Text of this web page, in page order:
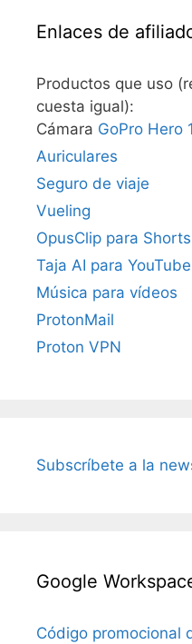
Enlaces de
Productos que uso
cuesta igual):
Cámara GoPro Hero
Auriculares
Seguro de viaje
Vueling
OpusClip para Shorts
Taja AI para YouTube
Música para vídeos
ProtonMail
Proton VPN
Subscríbete a la
Google
Código promocional